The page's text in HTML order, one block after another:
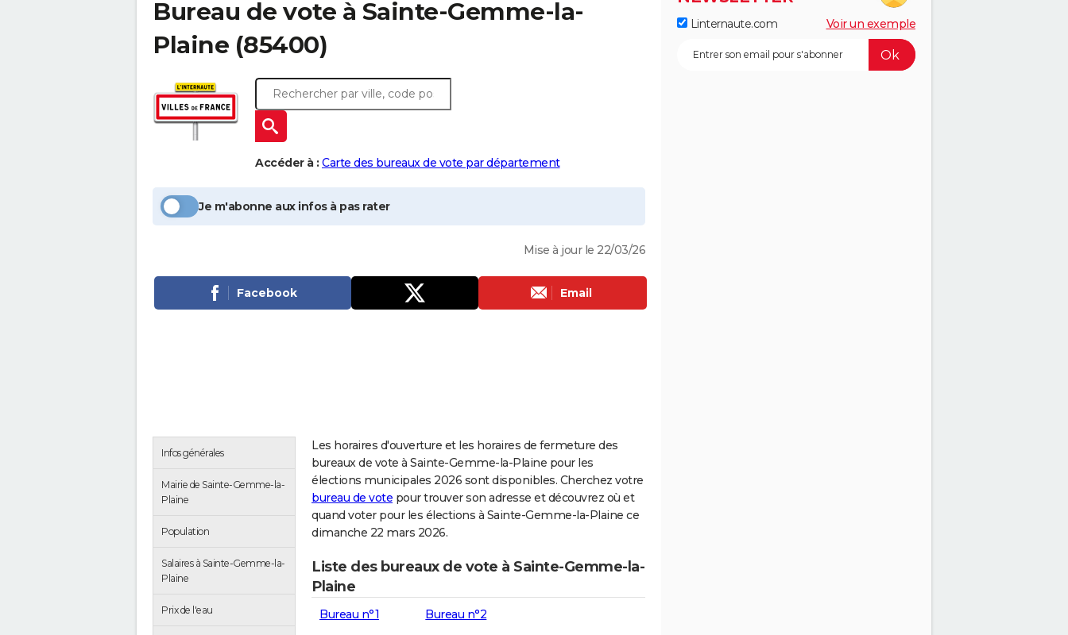
Bureau de vote à Sainte-Gemme-la-
Plaine (85400)
Accéder à : Carte des bureaux de vote par département
Je m'abonne aux infos à pas rater
Mise à jour le 22/03/26
Facebook Email
Infos générales
Mairie de Sainte-Gemme-la-
Plaine
Population
Salaires à Sainte-Gemme-la-
Plaine
Prix de l'eau
Les horaires d'ouverture et les horaires de fermeture des
bureaux de vote à Sainte-Gemme-la-Plaine pour les
élections municipales 2026 sont disponibles. Cherchez votre
bureau de vote pour trouver son adresse et découvrez où et
quand voter pour les élections à Sainte-Gemme-la-Plaine ce
dimanche 22 mars 2026.
Liste des bureaux de vote à Sainte-Gemme-la-
Plaine
Bureau n°1 Bureau n°2
Linternaute.com Voir un exemple